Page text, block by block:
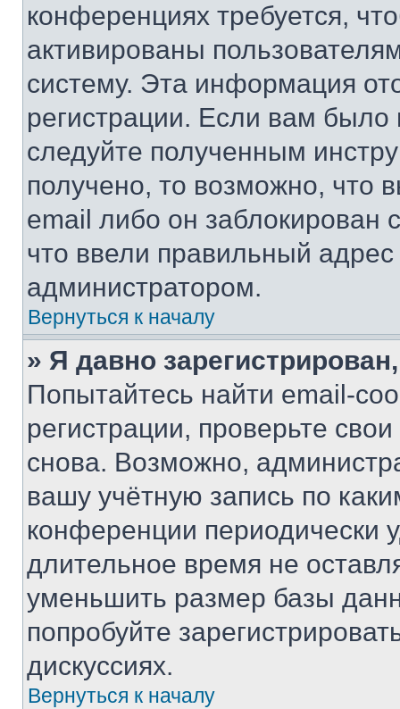
конференциях требуется,
активированы
систему. Эта информация
регистрации. Если вам
следуйте полученным
получено, то возможно, что
email либо он
что ввели правильный адрес
администратором.
Вернуться к началу
» Я давно
Попытайтесь найти email-
регистрации, проверьте
снова. Возможно,
вашу учётную запись по
конференции периодически
длительное время не
уменьшить размер базы
попробуйте
дискуссиях.
Вернуться к началу